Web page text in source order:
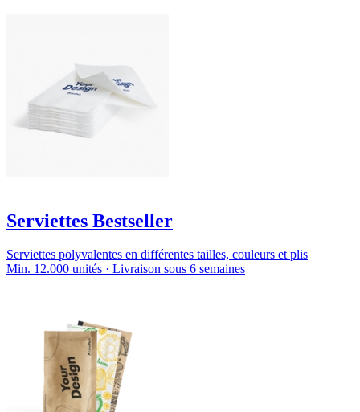
Serviettes Bestseller
Serviettes polyvalentes en différentes tailles, couleurs et plis
Min. 12.000 unités · Livraison sous 6 semaines